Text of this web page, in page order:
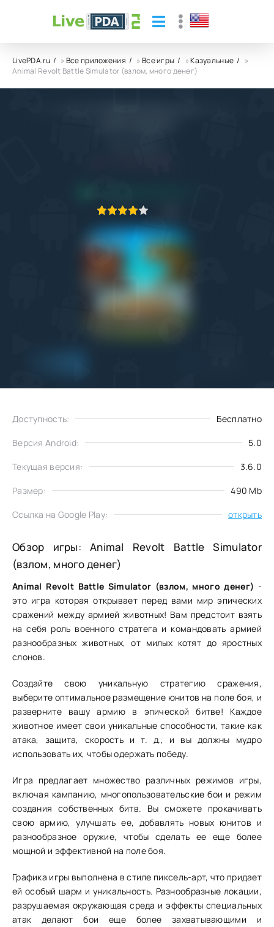
LivePDA.ru »Все приложения »Все игры »Казуальные
»
Animal Revolt Battle Simulator (взлом, много денег)
Доступность: Бесплатно
Версия Android: 5.0
Текущая версия: 3.6.0
Размер: 490 Mb
Ссылка на Google Play: открыть
Обзор игры: Animal Revolt Battle Simulator
(взлом, много денег)
Animal Revolt Battle Simulator (взлом, много денег) -
это игра которая открывает перед вами мир эпических
сражений между армией животных! Вам предстоит взять
на себя роль военного стратега и командовать армией
разнообразных животных, от милых котят до яростных
слонов.
Создайте свою уникальную стратегию сражения,
выберите оптимальное размещение юнитов на поле боя, и
разверните вашу армию в эпической битве! Каждое
животное имеет свои уникальные способности, такие как
атака, защита, скорость и т. д., и вы должны мудро
использовать их, чтобы одержать победу.
Игра предлагает множество различных режимов игры,
включая кампанию, многопользовательские бои и режим
создания собственных битв. Вы сможете прокачивать
свою армию, улучшать ее, добавлять новых юнитов и
разнообразное оружие, чтобы сделать ее еще более
мощной и эффективной на поле боя.
Графика игры выполнена в стиле пиксель-арт, что придает
ей особый шарм и уникальность. Разнообразные локации,
разрушаемая окружающая среда и эффекты специальных
атак делают бои еще более захватывающими и